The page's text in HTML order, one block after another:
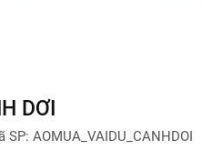
DƠI
SP: AOMUA_VAIDU_CANHDOI